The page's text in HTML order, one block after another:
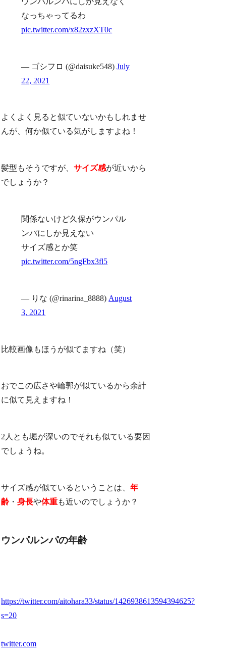
なっちゃってるわ
pic.twitter.com/x82zxzXT0c
— ゴシフロ (@daisuke548)July
22, 2021
よくよく見ると似ていないかもしれませ
んが、何か似ている気がしますよね！
髪型もそうですが、サイズ感が近いから
でしょうか？
関係ないけど久保がウンパル
ンパにしか見えない
サイズ感とか笑
pic.twitter.com/5ngFbx3fl5
— りな (@rinarina_8888) August
3, 2021
比較画像もほうが似てますね（笑）
おでこの広さや輪郭が似ているから余計
に似て見えますね！
2人とも堀が深いのでそれも似ている要因
でしょうね。
サイズ感が似ているということは、年
齢 ・身長や体重も近いのでしょうか？
ウンパルンパの年齢
https://twitter.com/aitohara33/status/1426938613594394625?
s=20
twitter.com